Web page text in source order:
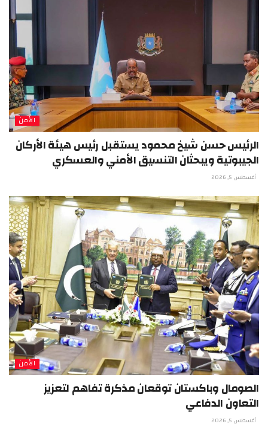
الأمن
الرئيس حسن شيخ محمود يستقبل رئيس هيئة الأركان
الجيبوتية ويبحثان التنسيق الأمني والعسكري
أغسطس 5, 2026
الأمن
الصومال وباكستان توقعان مذكرة تفاهم لتعزيز
التعاون الدفاعي
أغسطس 5, 2026